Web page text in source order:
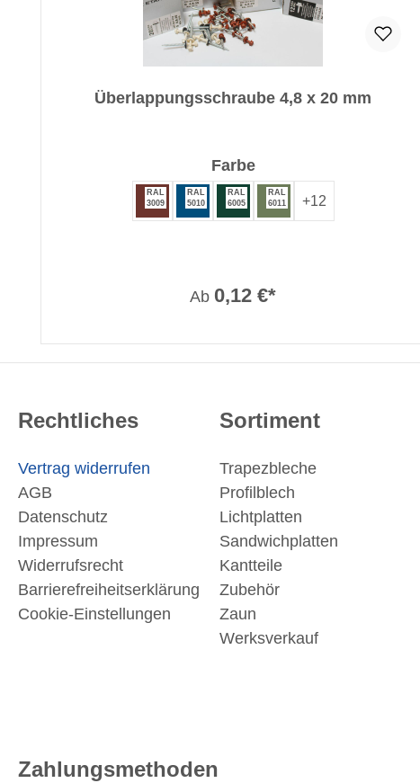
Überlappungsschraube 4,8 x 20 mm
Farbeauswählen
RAL
3009
RAL
5010
RAL
6005
RAL
6011
+12
Ab 0,12 €*
Rechtliches
Vertrag widerrufen
AGB
Datenschutz
Impressum
Widerrufsrecht
Barrierefreiheitserklärung
Cookie-Einstellungen
Sortiment
Trapezbleche
Profilblech
Lichtplatten
Sandwichplatten
Kantteile
Zubehör
Zaun
Werksverkauf
Zahlungsmethoden